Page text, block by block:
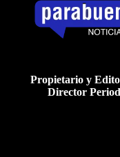
Propietario y
Director